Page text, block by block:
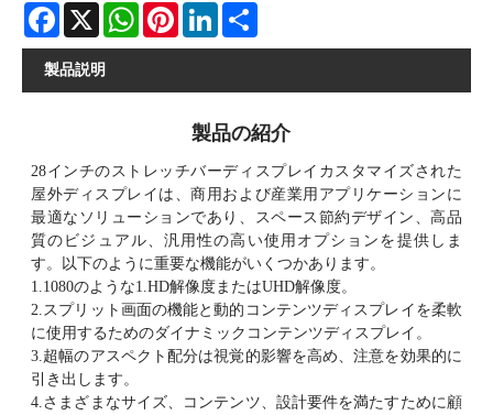
Facebook
X WhatsAppPinterestLinkedIn
製品説明
製品の紹介
28インチのストレッチバーディスプレイカスタマイズされた
屋外ディスプレイは、商用および産業用アプリケーションに
最適なソリューションであり、スペース節約デザイン、高品
質のビジュアル、汎用性の高い使用オプションを提供しま
す。以下のように重要な機能がいくつかあります。
1.1080のような1.HD解像度またはUHD解像度。
2.スプリット画面の機能と動的コンテンツディスプレイを柔軟
に使用するためのダイナミックコンテンツディスプレイ。
3.超幅のアスペクト配分は視覚的影響を高め、注意を効果的に
引き出します。
4.さまざまなサイズ、コンテンツ、設計要件を満たすために顧